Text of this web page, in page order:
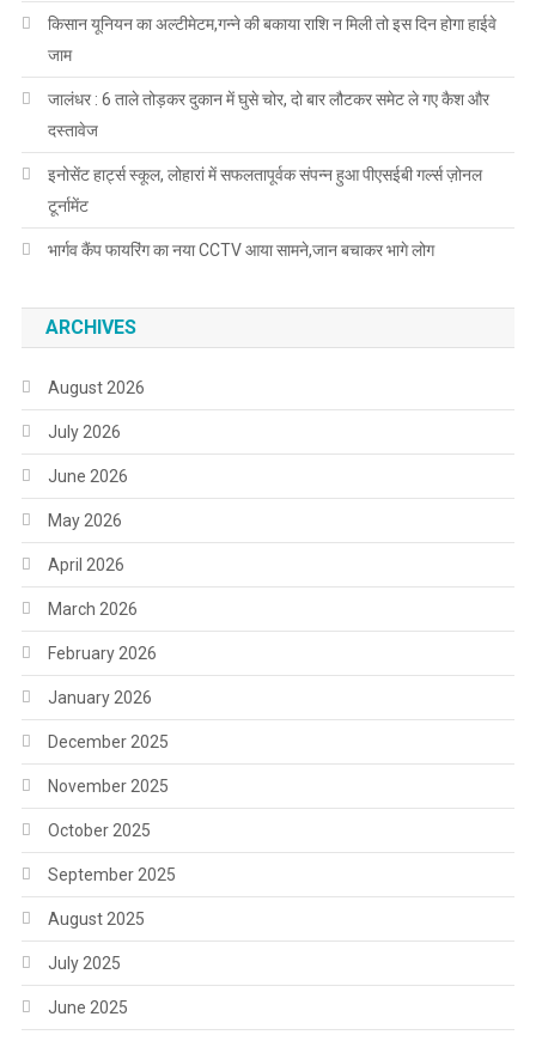
किसान यूनियन का अल्टीमेटम,गन्ने की बकाया राशि न मिली तो इस दिन होगा हाईवे
जाम
जालंधर : 6 ताले तोड़कर दुकान में घुसे चोर, दो बार लौटकर समेट ले गए कैश और
दस्तावेज
इनोसेंट हार्ट्स स्कूल, लोहारां में सफलतापूर्वक संपन्न हुआ पीएसईबी गर्ल्स ज़ोनल
टूर्नामेंट
भार्गव कैंप फायरिंग का नया CCTV आया सामने,जान बचाकर भागे लोग
ARCHIVES
August 2026
July 2026
June 2026
May 2026
April 2026
March 2026
February 2026
January 2026
December 2025
November 2025
October 2025
September 2025
August 2025
July 2025
June 2025